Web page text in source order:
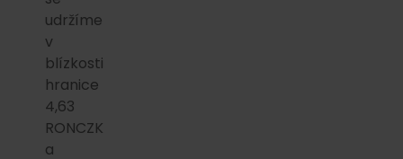
udržíme
v
blízkosti
hranice
4,63
RONCZK
a